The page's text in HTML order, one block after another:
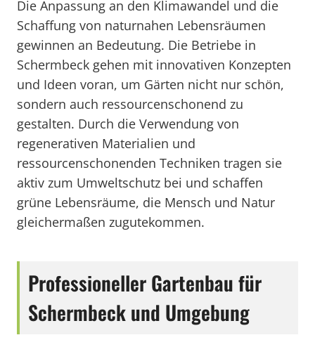
Die Anpassung an den Klimawandel und die
Schaffung von naturnahen Lebensräumen
gewinnen an Bedeutung. Die Betriebe in
Schermbeck gehen mit innovativen Konzepten
und Ideen voran, um Gärten nicht nur schön,
sondern auch ressourcenschonend zu
gestalten. Durch die Verwendung von
regenerativen Materialien und
ressourcenschonenden Techniken tragen sie
aktiv zum Umweltschutz bei und schaffen
grüne Lebensräume, die Mensch und Natur
gleichermaßen zugutekommen.
Professioneller Gartenbau für
Schermbeck und Umgebung